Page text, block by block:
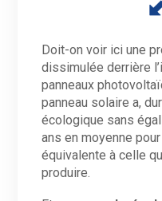
Doit-on voir ici une
dissimulée derrière
panneaux
panneau solaire a,
écologique sans
ans en moyenne
équivalente à celle
produire.